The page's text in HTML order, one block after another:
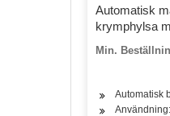
Automatisk
krymphylsa
Min.
Automatisk